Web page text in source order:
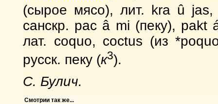
(сырое мясо), лит. kra û
санскр. pac â mi (пеку),
лат. coquo, coctus (из
русск. пеку (к3).
С. Булич.
Смотрии так же...